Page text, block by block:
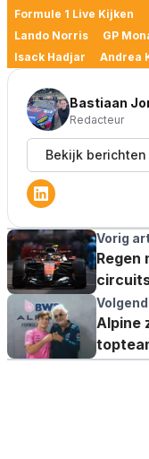
Formule 1 Live Kijken
Lando Norris
GP
Isack Hadjar
Andrea
Bastiaan
Redacteur
Bekijk
Vorig
Regen
Alpine